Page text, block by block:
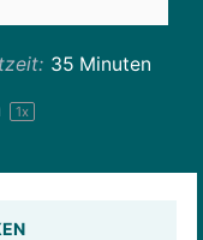
35 Minuten
1x